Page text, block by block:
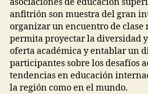
anfitrión son muestra del gran
organizar un encuentro de clase
permita proyectar la diversidad
oferta académica y entablar un
participantes sobre los desafíos
tendencias en educación
la región como en el mundo.